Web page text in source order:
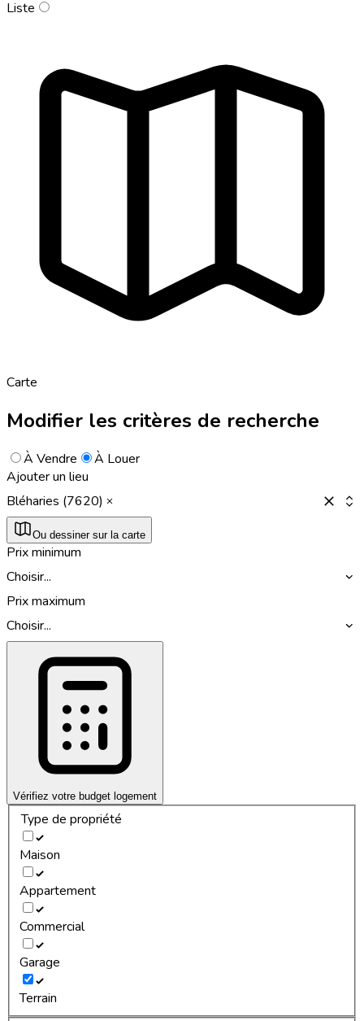
Liste
Carte
Modifier les critères de recherche
À Vendre
À Louer
Ajouter un lieu
Bléharies (7620)
Ou dessiner sur la carte
Prix minimum
Choisir...
Prix maximum
Choisir...
Vérifiez votre budget logement
Type de propriété
Maison
Appartement
Commercial
Garage
Terrain